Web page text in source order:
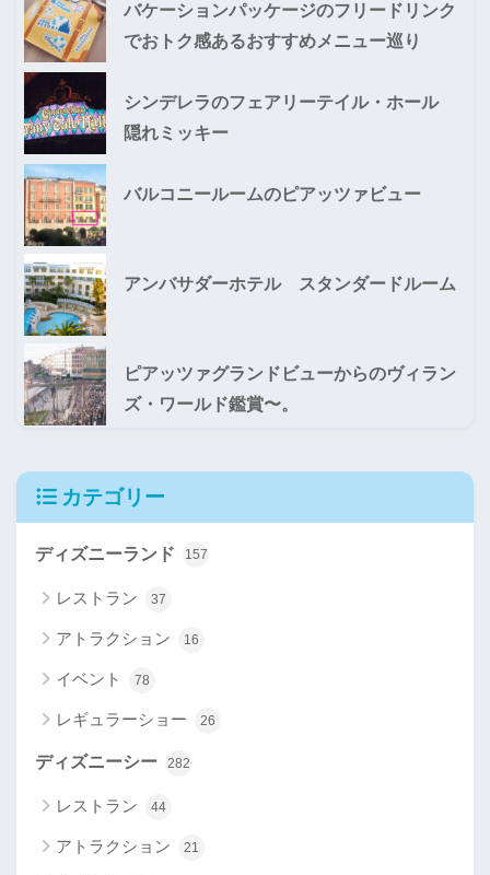
バケーションパッケージのフリードリンク
でおトク感あるおすすめメニュー巡り
シンデレラのフェアリーテイル・ホール
隠れミッキー
バルコニールームのピアッツァビュー
アンバサダーホテル スタンダードルーム
ピアッツァグランドビューからのヴィラン
ズ・ワールド鑑賞〜。
カテゴリー
ディズニーランド 157
レストラン 37
アトラクション 16
イベント 78
レギュラーショー 26
ディズニーシー 282
レストラン 44
アトラクション 21